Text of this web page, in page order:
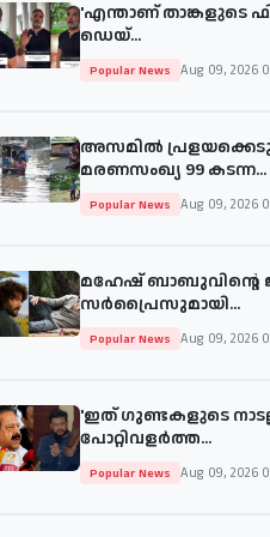
'എന്താണ് താങ്കളുടെ
ഡെയ്‌...
Popular News Aug 09, 2026
അസമിൽ
മരണസംഖ്യ 99 കടന്ന...
Popular News Aug 09, 2026
മഹേഷ് ബാബുവിന്റെ
സർപ്രൈസുമായി...
Popular News Aug 09, 2026
'ഇത് ഗുണ്ടകളുടെ
പോറ്റിവളർത്ത...
Popular News Aug 09, 2026